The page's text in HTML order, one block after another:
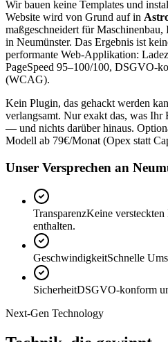
Wir bauen keine Templates und
Website wird von Grund auf in
maßgeschneidert für
in Neumünster. Das Ergebnis ist
performante Web-Applikation:
PageSpeed 95–100/100, DSGVO-
(WCAG).
Kein Plugin, das gehackt werden
verlangsamt. Nur exakt das, was Ihr
— und nichts darüber hinaus.
Modell ab 79€/Monat (Opex statt
Unser Versprechen an
TransparenzKeine
enthalten.
GeschwindigkeitSchnelle
SicherheitDSGVO-konform
Next-Gen Technology